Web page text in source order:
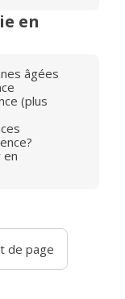
en
âgées
(plus
en
de page